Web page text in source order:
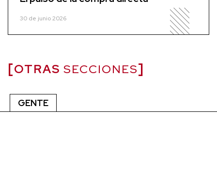
30 de junio 2026
OTRAS SECCIONES
GENTE